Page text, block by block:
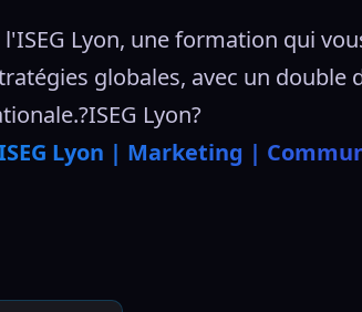
Lyon, une formation qui
globales, avec un double
Lyon?
Lyon | Marketing |